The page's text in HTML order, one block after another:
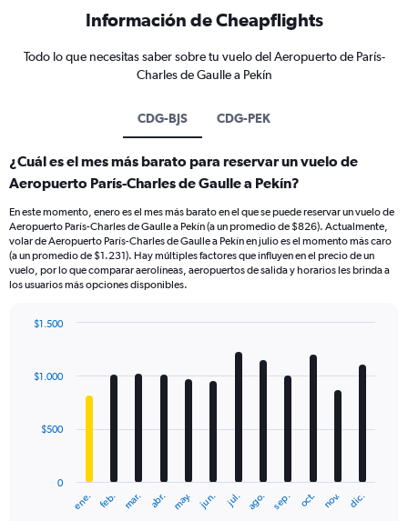
Información de Cheapflights
Todo lo que necesitas saber sobre tu vuelo del Aeropuerto de París-
Charles de Gaulle a Pekín
CDG-BJS CDG-PEK
¿Cuál es el mes más barato para reservar un vuelo de
Aeropuerto París-Charles de Gaulle a Pekín?
En este momento, enero es el mes más barato en el que se puede reservar un vuelo de
Aeropuerto París-Charles de Gaulle a Pekín (a un promedio de $826). Actualmente,
volar de Aeropuerto París-Charles de Gaulle a Pekín en julio es el momento más caro
(a un promedio de $1.231). Hay múltiples factores que influyen en el precio de un
vuelo, por lo que comparar aerolíneas, aeropuertos de salida y horarios les brinda a
los usuarios más opciones disponibles.
with
12
The
ene. feb. mar. abr. may. jun. jul. ago. sep. oct. nov. dic.
0
$500
$1.000
$1.500